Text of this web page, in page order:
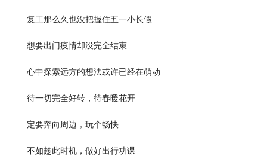
复工那么久也没把握住五一小长假
想要出门疫情却没完全结束
心中探索远方的想法或许已经在萌动
待一切完全好转，待春暖花开
定要奔向周边，玩个畅快
不如趁此时机，做好出行功课